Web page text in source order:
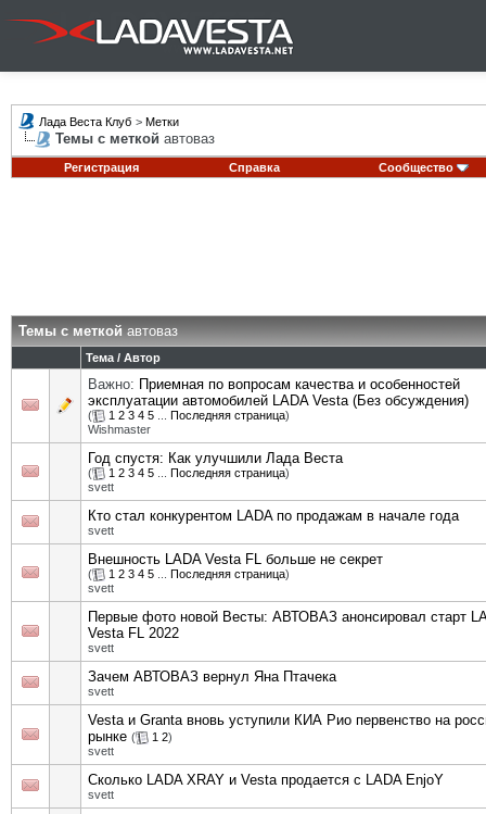
Лада Веста Клуб > Метки
Темы с меткой автоваз
Регистрация Справка Сообщество
Темы с меткойавтоваз
Тема / Автор
Важно: Приемная по вопросам качества и особенностей
эксплуатации автомобилей LADA Vesta (Без обсуждения)
( 1 2 3 4 5 Последняя страница)
Wishmaster
Год спустя: Как улучшили Лада Веста
( 1 2 3 4 5 Последняя страница)
svett
Кто стал конкурентом LADA по продажам в начале года
svett
Внешность LADA Vesta FL больше не секрет
( 1 2 3 4 5 Последняя страница)
svett
Первые фото новой Весты: АВТОВАЗ анонсировал старт
Vesta FL 2022
svett
Зачем АВТОВАЗ вернул Яна Птачека
svett
Vesta и Granta вновь уступили КИА Рио первенство на
рынке ( 1 2)
svett
Сколько LADA XRAY и Vesta продается с LADA EnjoY
svett